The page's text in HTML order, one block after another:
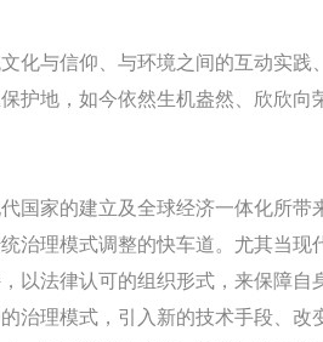
化与信仰、与环境之间的互动实
护地，如今依然生机盎然、欣欣
国家的建立及全球经济一体化所
治理模式调整的快车道。尤其当
以法律认可的组织形式，来保障
治理模式，引入新的技术手段、